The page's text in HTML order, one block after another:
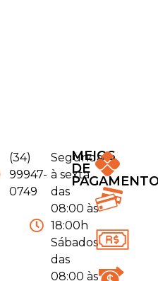
(34)
99947-
0749
Segunda
à sexta
das
08:00 às
18:00h
Sábados
das
08:00 às
MEIOS
DE